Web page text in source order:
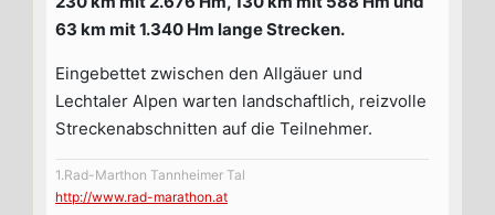
63 km mit 1.340 Hm lange Strecken.
Eingebettet zwischen den Allgäuer und
Lechtaler Alpen warten landschaftlich, reizvolle
Streckenabschnitten auf die Teilnehmer.
1.Rad-Marthon Tannheimer Tal
http://www.rad-marathon.at